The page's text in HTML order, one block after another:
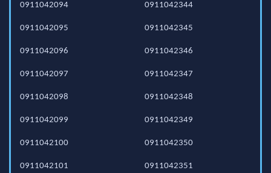
0911042094
0911042095
0911042096
0911042097
0911042098
0911042099
0911042100
0911042101
0911042344
0911042345
0911042346
0911042347
0911042348
0911042349
0911042350
0911042351